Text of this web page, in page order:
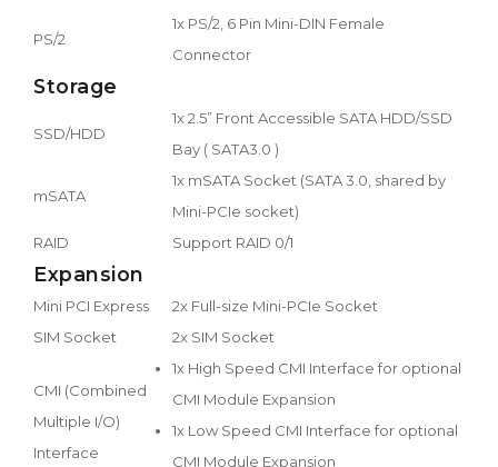
PS/2
1x PS/2, 6 Pin Mini-DIN Female
Connector
Storage
SSD/HDD
1x 2.5” Front Accessible SATA HDD/SSD
Bay ( SATA3.0 )
mSATA
1x mSATA Socket (SATA 3.0, shared by
Mini-PCIe socket)
RAID
Support RAID 0/1
Expansion
Mini PCI Express
2x Full-size Mini-PCIe Socket
SIM Socket
2x SIM Socket
CMI (Combined
Multiple I/O)
Interface
1x High Speed CMI Interface for optional
CMI Module Expansion
1x Low Speed CMI Interface for optional
CMI Module Expansion